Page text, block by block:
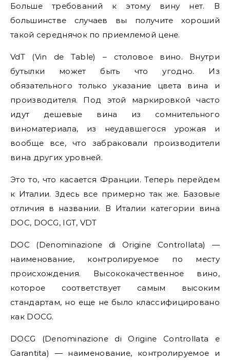
Больше требований к этому вину нет. В
большинстве случаев вы получите хороший
такой середнячок по приемлемой цене.
VdT (Vin de Table) – столовое вино. Внутри
бутылки может быть что угодно. Из
обязательного только указание цвета вина и
производителя. Под этой маркировкой часто
идут дешевые вина из сомнительного
виноматериала, из неудавшегося урожая и
вообще все, что забраковали производители
вина других уровней.
Это то, что касается Франции. Теперь перейдем
к Италии. Здесь все примерно так же. Базовые
отличия в названии. В Италии категории вина
DOC, DOCG, IGT, VDT
DOC (Denominazione di Origine Controllata) —
наименование, контролируемое по месту
происхождения. Высококачественное вино,
которое соответствует самым высоким
стандартам, но еще не было классифицировано
как DOCG.
DOCG (Denominazione di Origine Controllata e
Garantita) — наименование, контролируемое и